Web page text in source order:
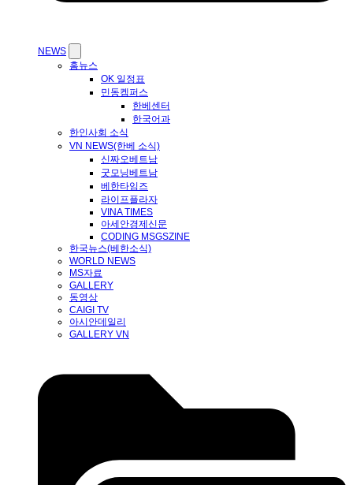
NEWS
홈뉴스
OK 일정표
민동켐퍼스
한베센터
한국어과
한인사회 소식
VN NEWS(한베 소식)
신짜오베트남
굿모닝베트남
베한타임즈
라이프플라자
VINA TIMES
아세안경제신문
CODING MSGSZINE
한국뉴스(베한소식)
WORLD NEWS
MS자료
GALLERY
동영상
CAIGI TV
아시안데일리
GALLERY VN